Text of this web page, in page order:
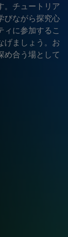
。チュートリア
びながら探究心
ィに参加するこ
げましょう。お
め合う場として